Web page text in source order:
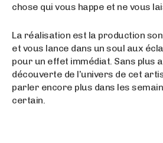
chose qui vous happe et ne vous
La réalisation est la production
et vous lance dans un soul aux
pour un effet immédiat. Sans plus
découverte de l’univers de cet
parler encore plus dans les
certain.